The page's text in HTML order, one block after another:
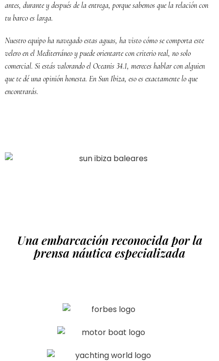
antes, durante y después de la entrega, porque sabemos que la relación con
tu barco es larga.
Nuestro equipo ha navegado estas aguas, ha visto cómo se comporta este
velero en el Mediterráneo y puede orientarte con criterio real, no solo
comercial. Si estás valorando el Oceanis 34.1, mereces hablar con alguien
que te dé una opinión honesta. En Sun Ibiza, eso es exactamente lo que
encontrarás.
Una embarcación reconocida por la
prensa náutica especializada